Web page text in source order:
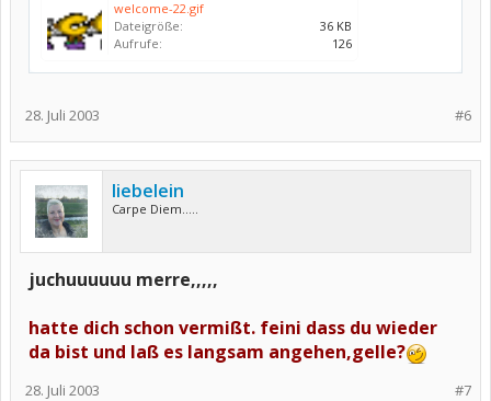
welcome-22.gif
Dateigröße:
36 KB
Aufrufe:
126
#6
28. Juli 2003
liebelein
Carpe Diem.....
juchuuuuuu merre,,,,,
hatte dich schon vermißt. feini dass du wieder
da bist und laß es langsam angehen,gelle?
#7
28. Juli 2003